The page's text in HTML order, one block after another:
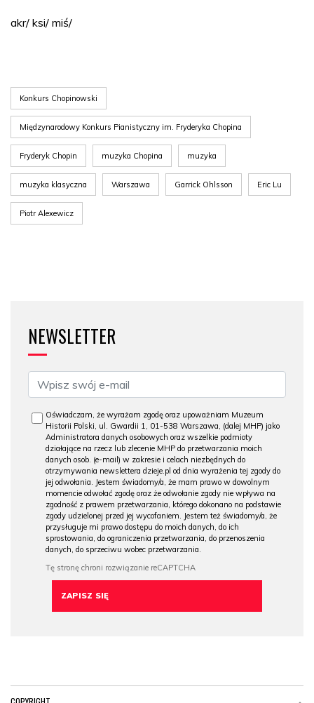
akr/ ksi/ miś/
Konkurs Chopinowski
Międzynarodowy Konkurs Pianistyczny im. Fryderyka Chopina
Fryderyk Chopin muzyka Chopina muzyka
muzyka klasyczna Warszawa Garrick Ohlsson Eric Lu
Piotr Alexewicz
NEWSLETTER
Oświadczam, że wyrażam zgodę oraz upoważniam Muzeum
Historii Polski, ul. Gwardii 1, 01-538 Warszawa, (dalej MHP) jako
Administratora danych osobowych oraz wszelkie podmioty
działające na rzecz lub zlecenie MHP do przetwarzania moich
danych osob. (e-mail) w zakresie i celach niezbędnych do
otrzymywania newslettera dzieje.pl od dnia wyrażenia tej zgody do
jej odwołania. Jestem świadomy/a, że mam prawo w dowolnym
momencie odwołać zgodę oraz że odwołanie zgody nie wpływa na
zgodność z prawem przetwarzania, którego dokonano na podstawie
zgody udzielonej przed jej wycofaniem. Jestem też świadomy/a, że
przysługuje mi prawo dostępu do moich danych, do ich
sprostowania, do ograniczenia przetwarzania, do przenoszenia
danych, do sprzeciwu wobec przetwarzania.